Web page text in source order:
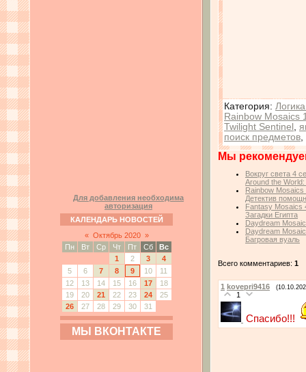
Для добавления необходима
авторизация
КАЛЕНДАРЬ НОВОСТЕЙ
« Октябрь 2020 »
Пн
Вт Ср Чт Пт Сб
Вс
1
2 3
4
5
6 7 8 9 10
11
12
13 14 15 16 17
18
19
20 21 22 23 24
25
26
27 28 29 30 31
МЫ ВКОНТАКТЕ
Категория:
Rainbow Mosaics
Twilight Sentinel
поиск предметов
Мы
Вокруг света 4
Around the
Rainbow
Детектив
Fantasy Mosaics
Загадки Египта
Daydream
Daydream
Багровая вуаль
Всего комментариев: 1
1 kovepri9416
1
Спасибо!!!